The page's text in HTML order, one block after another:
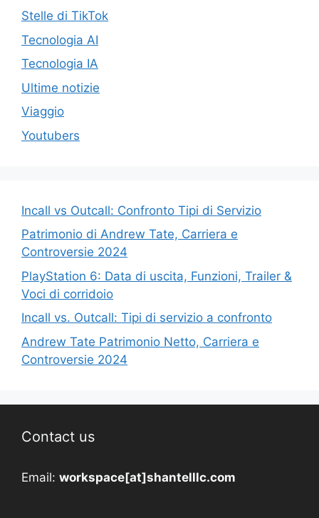
Stelle di TikTok
Tecnologia AI
Tecnologia IA
Ultime notizie
Viaggio
Youtubers
Incall vs Outcall: Confronto Tipi di Servizio
Patrimonio di Andrew Tate, Carriera e
Controversie 2024
PlayStation 6: Data di uscita, Funzioni, Trailer &
Voci di corridoio
Incall vs. Outcall: Tipi di servizio a confronto
Andrew Tate Patrimonio Netto, Carriera e
Controversie 2024
Contact us
Email: workspace[at]shantelllc.com